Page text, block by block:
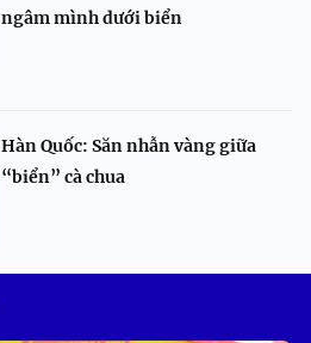
ngâm mình dưới biển
Hàn Quốc: Săn nhẫn vàng giữa
“biển” cà chua